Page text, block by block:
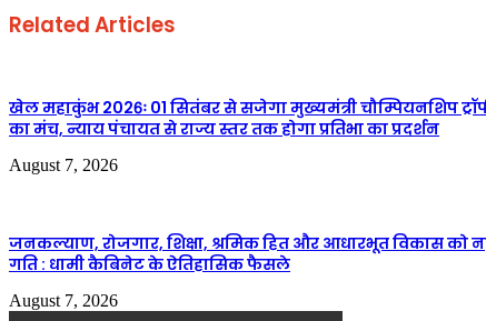
Related Articles
खेल महाकुंभ 2026ः 01 सितंबर से सजेगा मुख्यमंत्री चौम्पियनशिप
का मंच, न्याय पंचायत से राज्य स्तर तक होगा प्रतिभा का प्रदर्शन
August 7, 2026
जनकल्याण, रोजगार, शिक्षा, श्रमिक हित और आधारभूत विकास को
गति : धामी कैबिनेट के ऐतिहासिक फैसले
August 7, 2026